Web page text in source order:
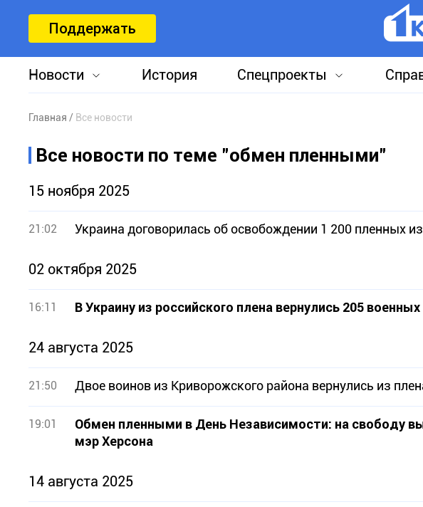
Поддержать
Новости История Спецпроекты
Главная Все новости
Все новости по теме "обмен пленными"
15 ноября 2025
21:02 Украина договорилась об освобождении 1 200 пленных
02 октября 2025
16:11 В Украину из российского плена вернулись 205
24 августа 2025
21:50 Двое воинов из Криворожского района вернулись из
19:01
Обмен пленными в День Независимости: на свободу
мэр Херсона
14 августа 2025